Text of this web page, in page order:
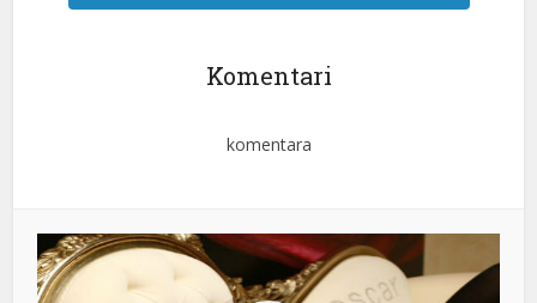
Komentari
komentara